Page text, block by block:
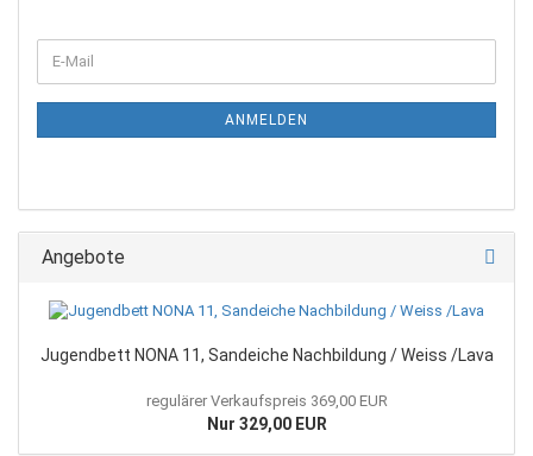
ZUR
NEWSLETTER-
E-
Mail
ANMELDEN
Angebote
Jugendbett NONA 11, Sandeiche Nachbildung / Weiss /Lava
regulärer Verkaufspreis 369,00 EUR
Nur 329,00 EUR